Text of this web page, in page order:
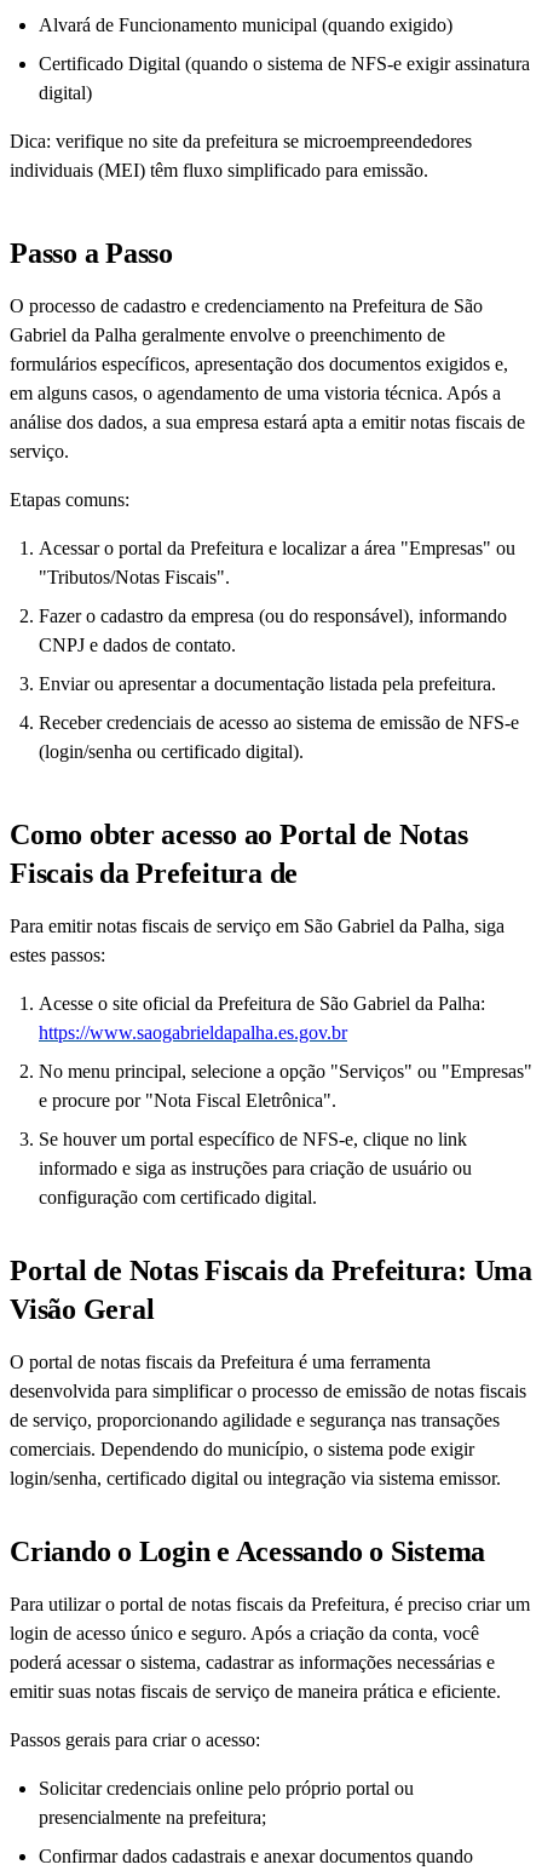
Alvará de Funcionamento municipal (quando exigido)
Certificado Digital (quando o sistema de NFS-e exigir assinatura
digital)
Dica: verifique no site da prefeitura se microempreendedores
individuais (MEI) têm fluxo simplificado para emissão.
Passo a Passo
O processo de cadastro e credenciamento na Prefeitura de São
Gabriel da Palha geralmente envolve o preenchimento de
formulários específicos, apresentação dos documentos exigidos e,
em alguns casos, o agendamento de uma vistoria técnica. Após a
análise dos dados, a sua empresa estará apta a emitir notas fiscais de
serviço.
Etapas comuns:
Acessar o portal da Prefeitura e localizar a área "Empresas" ou
"Tributos/Notas Fiscais".
Fazer o cadastro da empresa (ou do responsável), informando
CNPJ e dados de contato.
Enviar ou apresentar a documentação listada pela prefeitura.
Receber credenciais de acesso ao sistema de emissão de NFS-e
(login/senha ou certificado digital).
Como obter acesso ao Portal de Notas
Fiscais da Prefeitura de
Para emitir notas fiscais de serviço em São Gabriel da Palha, siga
estes passos:
Acesse o site oficial da Prefeitura de São Gabriel da Palha:
https://www.saogabrieldapalha.es.gov.br
No menu principal, selecione a opção "Serviços" ou "Empresas"
e procure por "Nota Fiscal Eletrônica".
Se houver um portal específico de NFS-e, clique no link
informado e siga as instruções para criação de usuário ou
configuração com certificado digital.
Portal de Notas Fiscais da Prefeitura: Uma
Visão Geral
O portal de notas fiscais da Prefeitura é uma ferramenta
desenvolvida para simplificar o processo de emissão de notas fiscais
de serviço, proporcionando agilidade e segurança nas transações
comerciais. Dependendo do município, o sistema pode exigir
login/senha, certificado digital ou integração via sistema emissor.
Criando o Login e Acessando o Sistema
Para utilizar o portal de notas fiscais da Prefeitura, é preciso criar um
login de acesso único e seguro. Após a criação da conta, você
poderá acessar o sistema, cadastrar as informações necessárias e
emitir suas notas fiscais de serviço de maneira prática e eficiente.
Passos gerais para criar o acesso:
Solicitar credenciais online pelo próprio portal ou
presencialmente na prefeitura;
Confirmar dados cadastrais e anexar documentos quando